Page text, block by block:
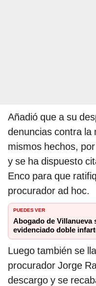
Añadió que a su
denuncias contra la
mismos hechos,
y se ha dispuesto
Enco para que
procurador ad hoc.
PUEDES VER
Abogado de Villanueva
evidenciado doble
Luego también se
procurador Jorge
descargo y se